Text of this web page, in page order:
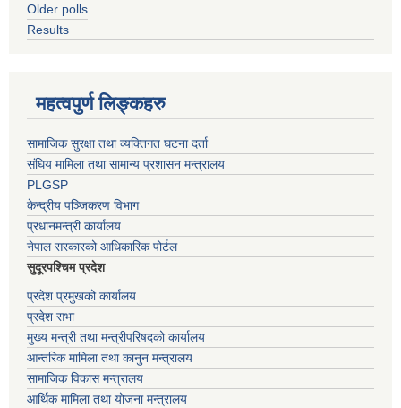
Older polls
Results
महत्वपुर्ण लिङ्कहरु
सामाजिक सुरक्षा तथा व्यक्तिगत घटना दर्ता
संघिय मामिला तथा सामान्य प्रशासन मन्त्रालय
PLGSP
केन्द्रीय पञ्जिकरण विभाग
प्रधानमन्त्री कार्यालय
नेपाल सरकारको आधिकारिक पोर्टल
सुदूरपश्चिम प्रदेश
प्रदेश प्रमुखको कार्यालय
प्रदेश सभा
मुख्य मन्त्री तथा मन्त्रीपरिषदको कार्यालय
आन्तरिक मामिला तथा कानुन मन्त्रालय
सामाजिक विकास मन्त्रालय
आर्थिक मामिला तथा योजना मन्त्रालय